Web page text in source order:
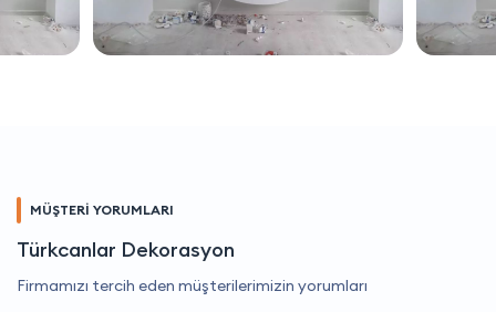
MÜŞTERİ YORUMLARI
Türkcanlar Dekorasyon
Firmamızı tercih eden müşterilerimizin yorumları